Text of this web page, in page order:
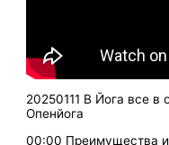
20250111 В Йога все
Опенйога
00:00 Преимущества